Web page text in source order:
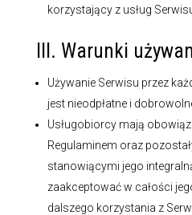
korzystający z usług
III. Warunki
Używanie Serwisu przez
jest nieodpłatne i
Usługobiorcy mają
Regulaminem oraz
stanowiącymi jego
zaakceptować w całości
dalszego korzystania z